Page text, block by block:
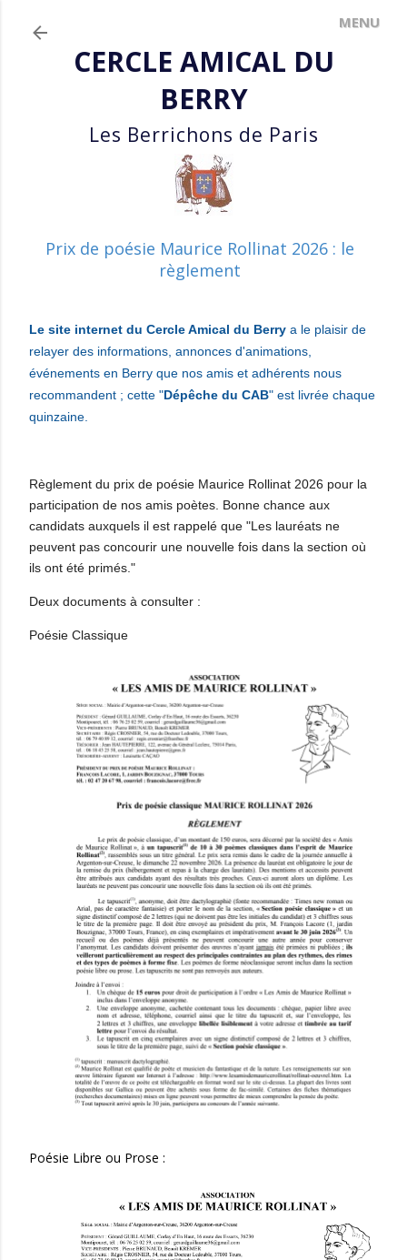
CERCLE AMICAL DU
BERRY
Les Berrichons de Paris
Prix de poésie Maurice Rollinat 2026 : le
règlement
Le site internet du Cercle Amical du Berry a le plaisir de
relayer des informations, annonces d'animations,
événements en Berry que nos amis et adhérents nous
recommandent ; cette "Dépêche du CAB" est livrée chaque
quinzaine.
Règlement du prix de poésie Maurice Rollinat 2026 pour la
participation de nos amis poètes. Bonne chance aux
candidats auxquels il est rappelé que "Les lauréats ne
peuvent pas concourir une nouvelle fois dans la section où
ils ont été primés."
Deux documents à consulter :
Poésie Classique
Poésie Libre ou Prose :